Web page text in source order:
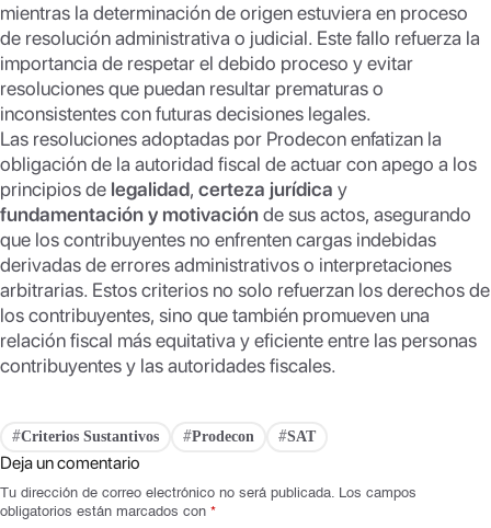
mientras la determinación de origen estuviera en proceso
de resolución administrativa o judicial. Este fallo refuerza la
importancia de respetar el debido proceso y evitar
resoluciones que puedan resultar prematuras o
inconsistentes con futuras decisiones legales.
Las resoluciones adoptadas por Prodecon enfatizan la
obligación de la autoridad fiscal de actuar con apego a los
principios de legalidad, certeza jurídica y
fundamentación y motivaciónde sus actos, asegurando
que los contribuyentes no enfrenten cargas indebidas
derivadas de errores administrativos o interpretaciones
arbitrarias. Estos criterios no solo refuerzan los derechos de
los contribuyentes, sino que también promueven una
relación fiscal más equitativa y eficiente entre las personas
contribuyentes y las autoridades fiscales.
#Criterios Sustantivos #Prodecon #SAT
Deja un comentario
Tu dirección de correo electrónico no será publicada. Los campos
obligatorios están marcados con *